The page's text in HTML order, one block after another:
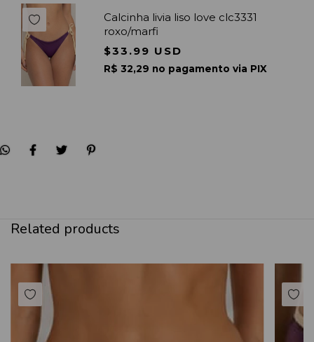
Calcinha livia liso love clc3331
roxo/marfi
$33.99 USD
R$ 32,29 no pagamento via PIX
Related products